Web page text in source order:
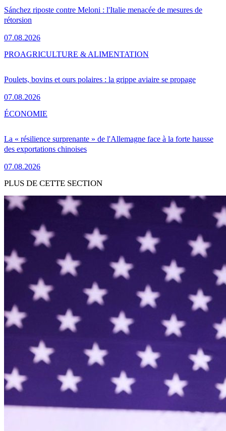
Sánchez riposte contre Meloni : l'Italie menacée de mesures de
rétorsion
07.08.2026
Poulets, bovins et ours polaires : la grippe aviaire se propage
07.08.2026
PROAGRICULTURE & ALIMENTATION
La « résilience surprenante » de l'Allemagne face à la forte hausse
des exportations chinoises
07.08.2026
ÉCONOMIE
PLUS DE CETTE SECTION